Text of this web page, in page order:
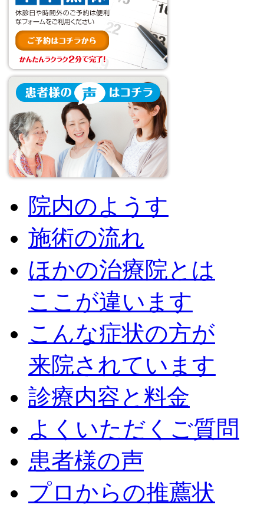
院内のようす
施術の流れ
ほかの治療院とは
ここが違います
こんな症状の方が
来院されています
診療内容と料金
よくいただくご質問
患者様の声
プロからの推薦状